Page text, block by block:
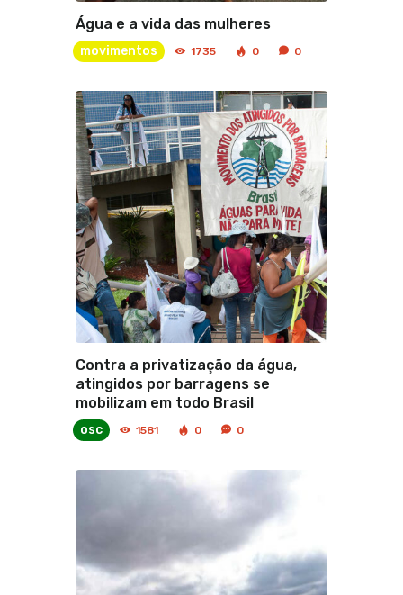
Água e a vida das mulheres
movimentos 1735 0 0
Contra a privatização da água,
atingidos por barragens se
mobilizam em todo Brasil
osc 1581 0 0